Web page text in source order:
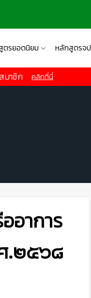
ตรยอดนิยม หลักสูตรจป
าชิก คลิกที่นี่
อาการ
.๒๕๖๘